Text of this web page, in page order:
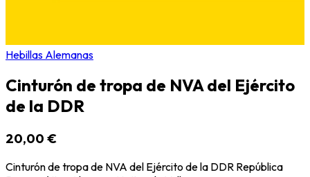
Hebillas Alemanas
Cinturón de tropa de NVA del Ejército
de la DDR
20,00 €
Cinturón de tropa de NVA del Ejército de la DDR República